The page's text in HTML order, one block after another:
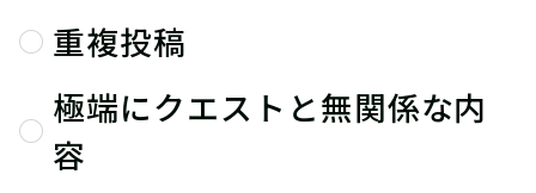
重複投稿
極端にクエストと無関係な内
容